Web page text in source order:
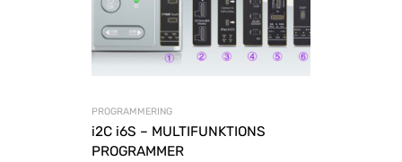
PROGRAMMERING
i2C i6S – MULTIFUNKTIONS
PROGRAMMER